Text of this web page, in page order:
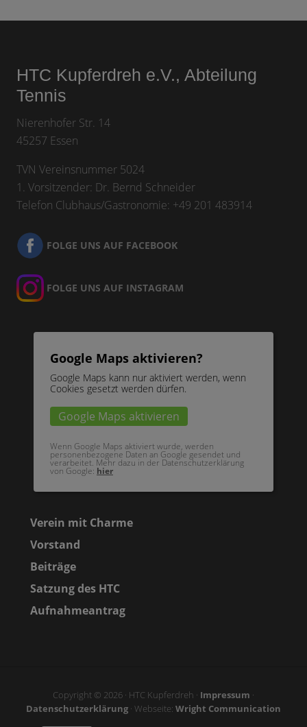
­
l
HTC Kupferdreh e.V., Abteilung
Tennis
Nierenhofer Str. 14
45257 Essen
TVN Vereinsnummer 5024
1. Vorsitzender: Dr. Bernd Schneider
Telefon Clubhaus/Gastronomie: +49 201 483914
FOLGE UNS AUF FACEBOOK
FOLGE UNS AUF INSTAGRAM
Google Maps aktivieren?
Google Maps kann nur aktiviert werden, wenn
Cookies gesetzt werden dürfen.
Google Maps aktivieren
Wenn Google Maps aktiviert wurde, werden
personenbezogene Daten an Google gesendet und
verarbeitet. Mehr dazu in der Datenschutzerklärung
von Google: hier
Verein mit Charme
Vorstand
Beiträge
Satzung des HTC
Aufnahmeantrag
Copyright © 2026 · HTC Kupferdreh · Impressum ·
Datenschutzerklärung · Webseite: Wright Communication